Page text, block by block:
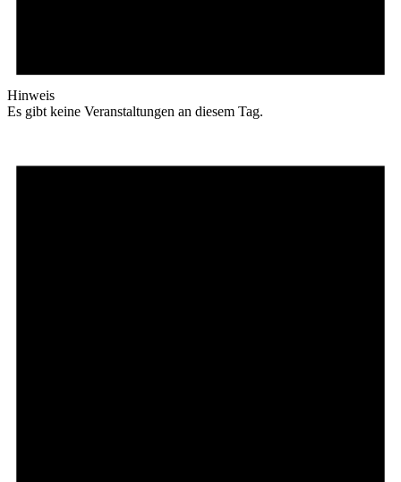
Hinweis
Es gibt keine Veranstaltungen an diesem Tag.